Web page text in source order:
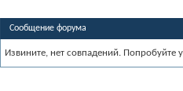
Сообщение форума
Извините, нет совпадений. Попробуйте